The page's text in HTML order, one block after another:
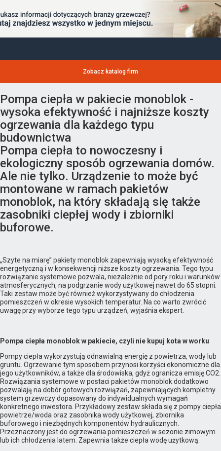
Zobacz katalog firm
Pompa ciepła w pakiecie monoblok -
wysoka efektywność i najniższe koszty
ogrzewania dla każdego typu
budownictwa
Pompa ciepła to nowoczesny i
ekologiczny sposób ogrzewania domów.
Ale nie tylko. Urządzenie to może być
montowane w ramach pakietów
monoblok, na który składają się także
zasobniki ciepłej wody i zbiorniki
buforowe.
„Szyte na miarę” pakiety monoblok zapewniają wysoką efektywność
energetyczną i w konsekwencji niższe koszty ogrzewania. Tego typu
rozwiązanie systemowe pozwala, niezależnie od pory roku i warunków
atmosferycznych, na podgrzanie wody użytkowej nawet do 65 stopni.
Taki zestaw może być również wykorzystywany do chłodzenia
pomieszczeń w okresie wysokich temperatur. Na co warto zwrócić
uwagę przy wyborze tego typu urządzeń, wyjaśnia ekspert.
Pompa ciepła monoblok w pakiecie, czyli nie kupuj kota w worku
Pompy ciepła wykorzystują odnawialną energię z powietrza, wody lub
gruntu. Ogrzewanie tym sposobem przynosi korzyści ekonomiczne dla
jego użytkowników, a także dla środowiska, gdyż ogranicza emisję CO2.
Rozwiązania systemowe w postaci pakietów monoblok dodatkowo
pozwalają na dobór gotowych rozwiązań, zapewniających kompletny
system grzewczy dopasowany do indywidualnych wymagań
konkretnego inwestora. Przykładowy zestaw składa się z pompy ciepła
powietrze/woda oraz zasobnika wody użytkowej, zbiornika
buforowego i niezbędnych komponentów hydraulicznych.
Przeznaczony jest do ogrzewania pomieszczeń w sezonie zimowym
lub ich chłodzenia latem. Zapewnia także ciepła wodę użytkową.